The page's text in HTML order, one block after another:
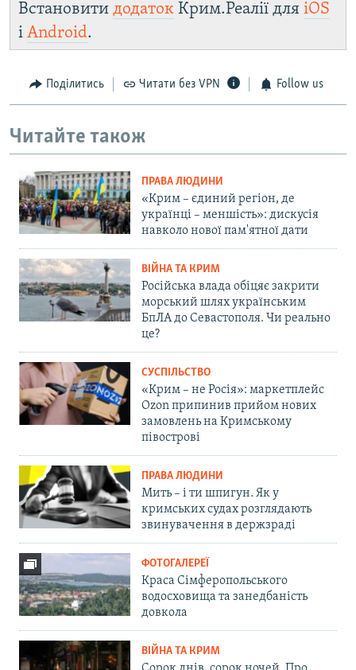
Встановити додаток Крим.Реалії для iOS
і Android.
Поділитись Читати без VPN Follow us
Читайте також
ПРАВА ЛЮДИНИ
«Крим – єдиний регіон, де
українці – меншість»: дискусія
навколо нової пам'ятної дати
ВІЙНА ТА КРИМ
Російська влада обіцяє закрити
морський шлях українським
БпЛА до Севастополя. Чи реально
це?
СУСПІЛЬСТВО
«Крим – не Росія»: маркетплейс
Ozon припинив прийом нових
замовлень на Кримському
півострові
ПРАВА ЛЮДИНИ
Мить – і ти шпигун. Як у
кримських судах розглядають
звинувачення в держзраді
ФОТОГАЛЕРЕЇ
Краса Сімферопольського
водосховища та занедбаність
довкола
ВІЙНА ТА КРИМ